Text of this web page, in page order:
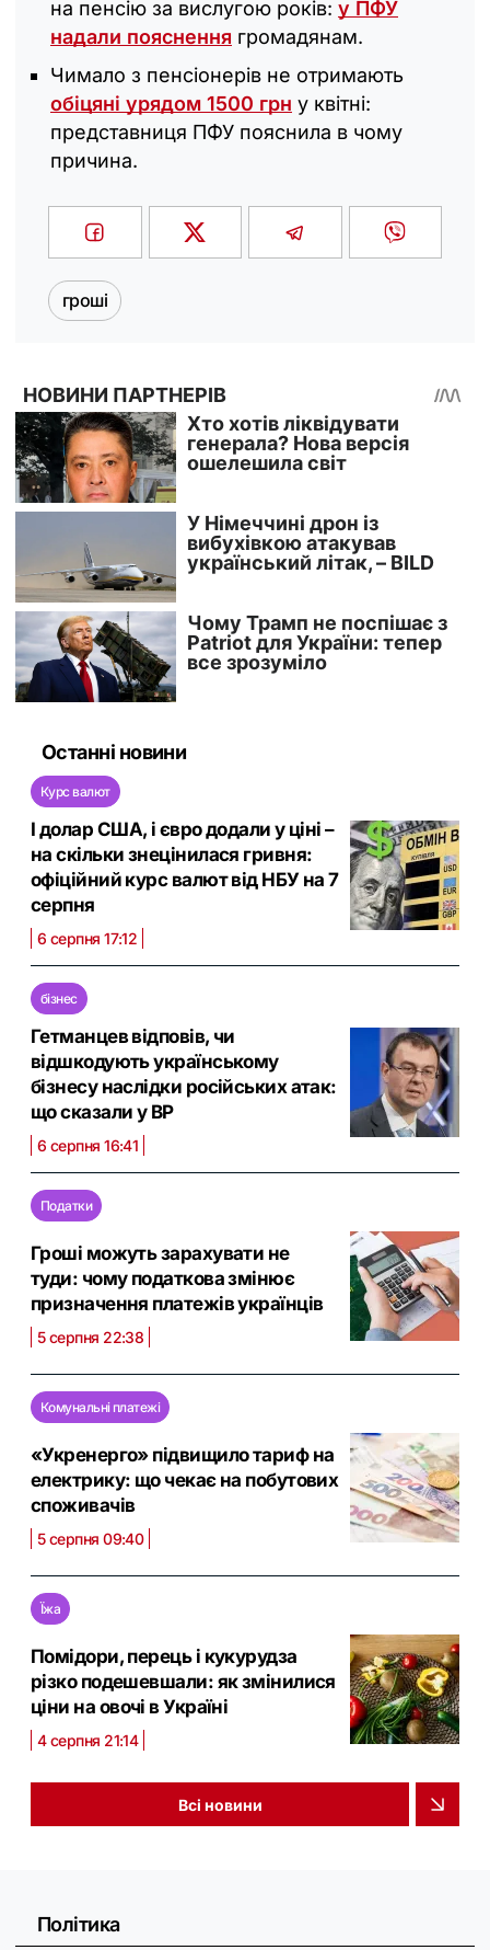
на пенсію за вислугою років: у ПФУ
надали пояснення громадянам.
Чимало з пенсіонерів не отримають
обіцяні урядом 1500 грн у квітні:
представниця ПФУ пояснила в чому
причина.
гроші
Останні новини
Курс валют
І долар США, і євро додали у ціні –
на скільки знецінилася гривня:
офіційний курс валют від НБУ на 7
серпня
6 серпня 17:12
бізнес
Гетманцев відповів, чи
відшкодують українському
бізнесу наслідки російських атак:
що сказали у ВР
6 серпня 16:41
Податки
Гроші можуть зарахувати не
туди: чому податкова змінює
призначення платежів українців
5 серпня 22:38
Комунальні платежі
«Укренерго» підвищило тариф на
електрику: що чекає на побутових
споживачів
5 серпня 09:40
Їжа
Помідори, перець і кукурудза
різко подешевшали: як змінилися
ціни на овочі в Україні
4 серпня 21:14
Всі новини
Політика